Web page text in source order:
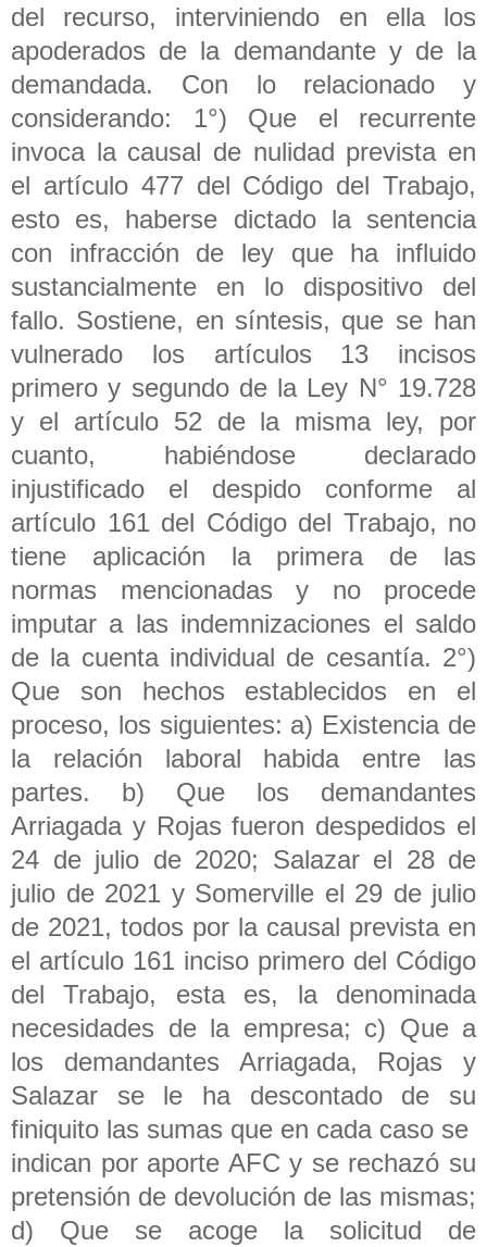
del recurso, interviniendo en ella los
apoderados de la demandante y de la
demandada. Con lo relacionado y
considerando: 1°) Que el recurrente
invoca la causal de nulidad prevista en
el artículo 477 del Código del Trabajo,
esto es, haberse dictado la sentencia
con infracción de ley que ha influido
sustancialmente en lo dispositivo del
fallo. Sostiene, en síntesis, que se han
vulnerado los artículos 13 incisos
primero y segundo de la Ley N° 19.728
y el artículo 52 de la misma ley, por
cuanto, habiéndose declarado
injustificado el despido conforme al
artículo 161 del Código del Trabajo, no
tiene aplicación la primera de las
normas mencionadas y no procede
imputar a las indemnizaciones el saldo
de la cuenta individual de cesantía. 2°)
Que son hechos establecidos en el
proceso, los siguientes: a) Existencia de
la relación laboral habida entre las
partes. b) Que los demandantes
Arriagada y Rojas fueron despedidos el
24 de julio de 2020; Salazar el 28 de
julio de 2021 y Somerville el 29 de julio
de 2021, todos por la causal prevista en
el artículo 161 inciso primero del Código
del Trabajo, esta es, la denominada
necesidades de la empresa; c) Que a
los demandantes Arriagada, Rojas y
Salazar se le ha descontado de su
finiquito las sumas que en cada caso se
indican por aporte AFC y se rechazó su
pretensión de devolución de las mismas;
d) Que se acoge la solicitud de